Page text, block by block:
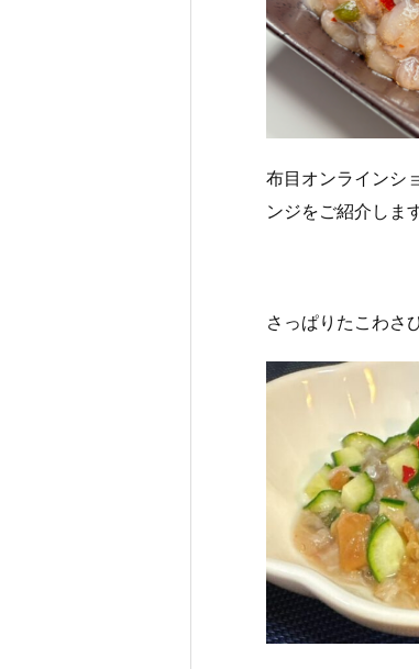
布目オンラインシ
ンジをご紹介しま
さっぱりたこわさ